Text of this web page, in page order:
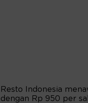
Indonesia
Rp 950 per